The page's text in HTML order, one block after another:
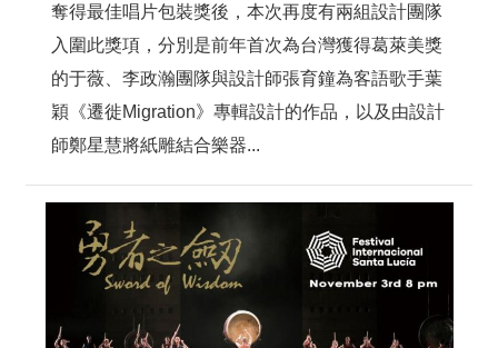
奪得最佳唱片包裝獎後，本次再度有兩組設計團隊
入圍此獎項，分別是前年首次為台灣獲得葛萊美獎
的于薇、李政瀚團隊與設計師張育鐘為客語歌手葉
穎《遷徙Migration》專輯設計的作品，以及由設計
師鄭星慧將紙雕結合樂器...